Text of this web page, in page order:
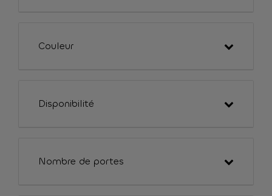
Couleur
Disponibilité
Nombre de portes